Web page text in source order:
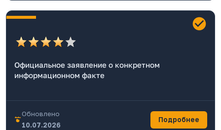
Официальное заявление о конкретном
информационном факте
Обновлено
10.07.2026
Подробнее